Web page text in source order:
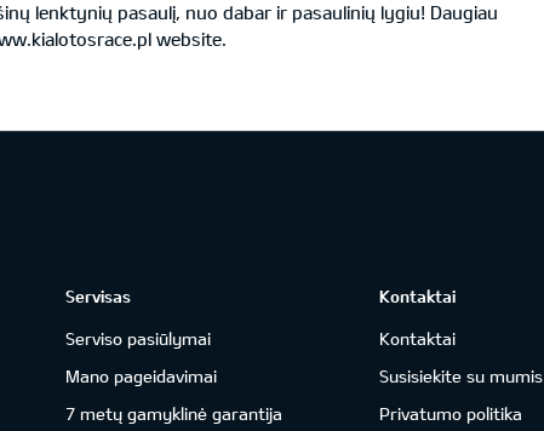
lenktynių pasaulį, nuo dabar ir pasaulinių lygiu! Daugiau
website.
Servisas
Serviso pasiūlymai
Mano pageidavimai
7 metų gamyklinė garantija
Kontaktai
Kontaktai
Susisiekite su mumis
Privatumo politika